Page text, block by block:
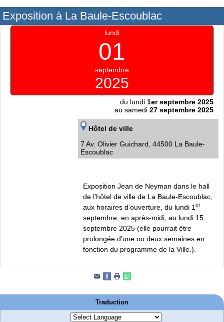
Exposition à La Baule-Escoublac
lundi
01
septembre
2025
du lundi 1er septembre 2025
au samedi 27 septembre 2025
Hôtel de ville
7 Av. Olivier Guichard, 44500 La Baule-
Escoublac
Exposition Jean de Neyman dans le hall
de l’hôtel de ville de La Baule-Escoublac,
aux horaires d’ouverture, du lundi 1 er
septembre, en après-midi, au lundi 15
septembre 2025 (elle pourrait être
prolongée d’une ou deux semaines en
fonction du programme de la Ville.).
Traduction